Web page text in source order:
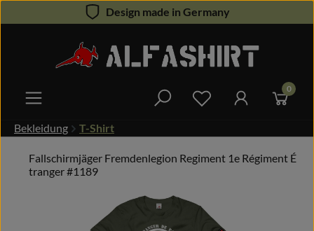
Zum Hauptinhalt springenDesign made in Germany
Du hast 0 0
Bekleidung T-Shirt
Fallschirmjäger Fremdenlegion Regiment 1e Régiment É
tranger #1189
Bildergalerie überspringen